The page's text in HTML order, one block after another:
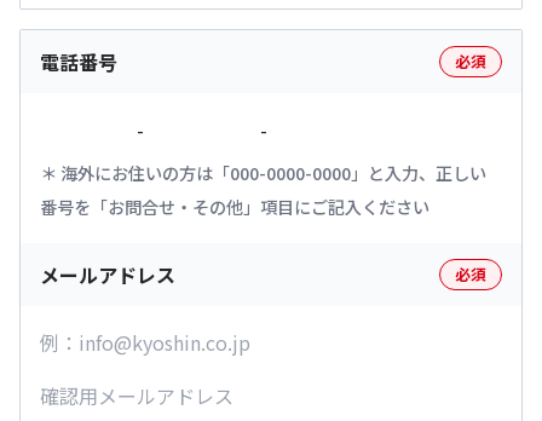
電話番号 必須
- -
海外にお住いの方は「000-0000-0000」と入力、正しい
番号を「お問合せ・その他」項目にご記入ください
メールアドレス 必須